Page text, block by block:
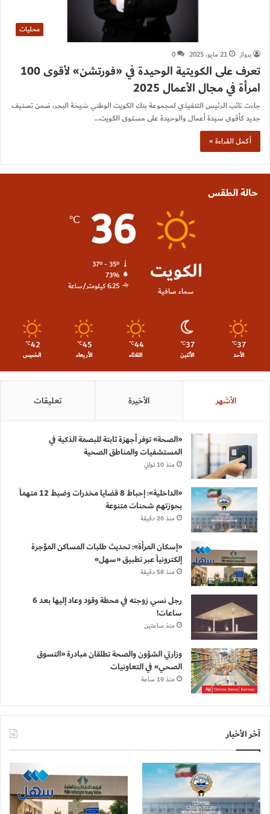
محليات
برواز
21 مايو، 2025 0
تعرف على الكويتية الوحيدة في «فورتشن» لأقوى 100
امرأة في مجال الأعمال 2025
جاءت نائب الرئيس التنفيذي لمجموعة بنك الكويت الوطني شيخة البحر، ضمن تصنيف
جديد كأقوى سيدة أعمال والوحيدة على مستوى الكويت…
أكمل القراءة »
حالة الطقس
الكويت
سماء صافية
36
℃
37º - 35º
73%
6.25 كيلومتر/ساعة
37
℃
الأحد
37
℃
الأثنين
44
℃
الثلاثاء
45
℃
الأربعاء
42
℃
الخميس
الأشهر الأخيرة تعليقات
«الصحة» توفر أجهزة ثابتة للبصمة الذكية في
المستشفيات والمناطق الصحية
منذ 10 ثواني
«الداخلية»: إحباط 8 قضايا مخدرات وضبط 12 متهماً
بحوزتهم شحنات متنوعة
منذ 26 دقيقة
«إسكان المرأة»: تحديث طلبات المساكن المؤجرة
إلكترونياً عبر تطبيق «سهل»
منذ 58 دقيقة
رجل نسي زوجته في محطة وقود وعاد إليها بعد 6
ساعات!
منذ ساعتين
وزارتي الشؤون والصحة تطلقان مبادرة «التسوق
الصحي» في التعاونيات
منذ 19 ساعة
آخر الأخبار